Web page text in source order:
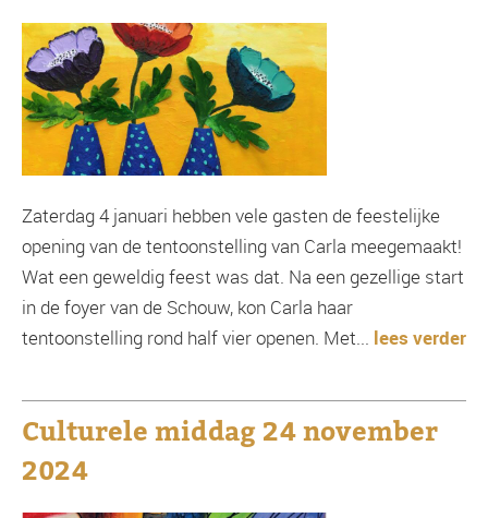
Zaterdag 4 januari hebben vele gasten de feestelijke
opening van de tentoonstelling van Carla meegemaakt!
Wat een geweldig feest was dat. Na een gezellige start
in de foyer van de Schouw, kon Carla haar
tentoonstelling rond half vier openen. Met... lees verder
Culturele middag 24 november
2024